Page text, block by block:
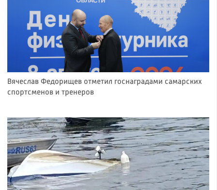
Вячеслав Федорищев отметил госнаградами самарских
спортсменов и тренеров